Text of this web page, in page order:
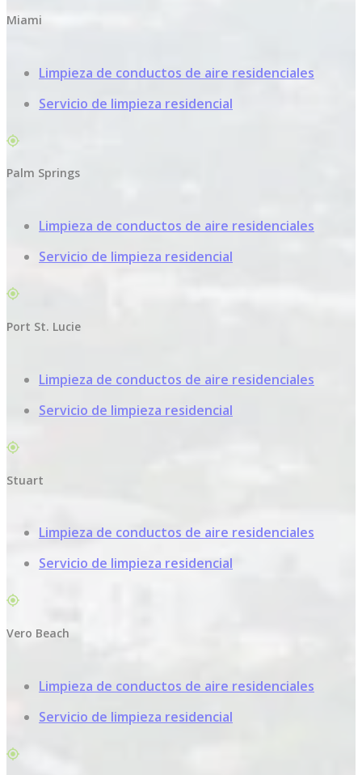
Miami
Limpieza de conductos de aire residenciales
Servicio de limpieza residencial
Palm Springs
Limpieza de conductos de aire residenciales
Servicio de limpieza residencial
Port St. Lucie
Limpieza de conductos de aire residenciales
Servicio de limpieza residencial
Stuart
Limpieza de conductos de aire residenciales
Servicio de limpieza residencial
Vero Beach
Limpieza de conductos de aire residenciales
Servicio de limpieza residencial